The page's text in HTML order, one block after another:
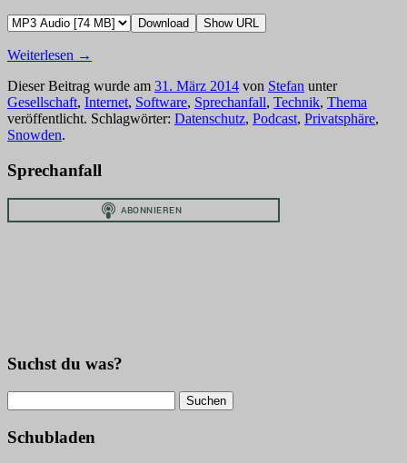
Download Show URL
Weiterlesen →
Dieser Beitrag wurde am 31. März 2014 von Stefan unter
Gesellschaft, Internet, Software, Sprechanfall, Technik, Thema
veröffentlicht. Schlagwörter: Datenschutz, Podcast, Privatsphäre,
Snowden.
Sprechanfall
Suchst du was?
nach:
Schubladen